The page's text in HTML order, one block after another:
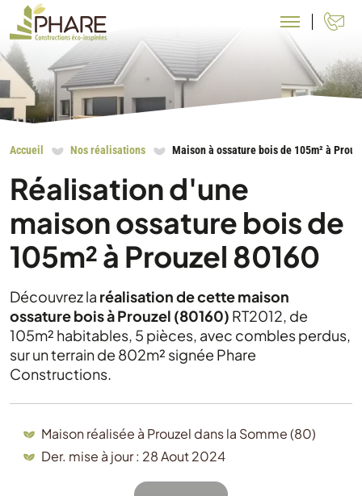
Accueil Nos réalisations Maison à ossature bois de 105m² à
Réalisation d'une
maison ossature bois de
105m² à Prouzel 80160
Découvrez la réalisation de cette maison
ossature bois à Prouzel (80160) RT2012, de
105m² habitables, 5 pièces, avec combles perdus,
sur un terrain de 802m² signée Phare
Constructions.
Maison réalisée à Prouzel dans la Somme (80)
Der. mise à jour : 28 Aout 2024